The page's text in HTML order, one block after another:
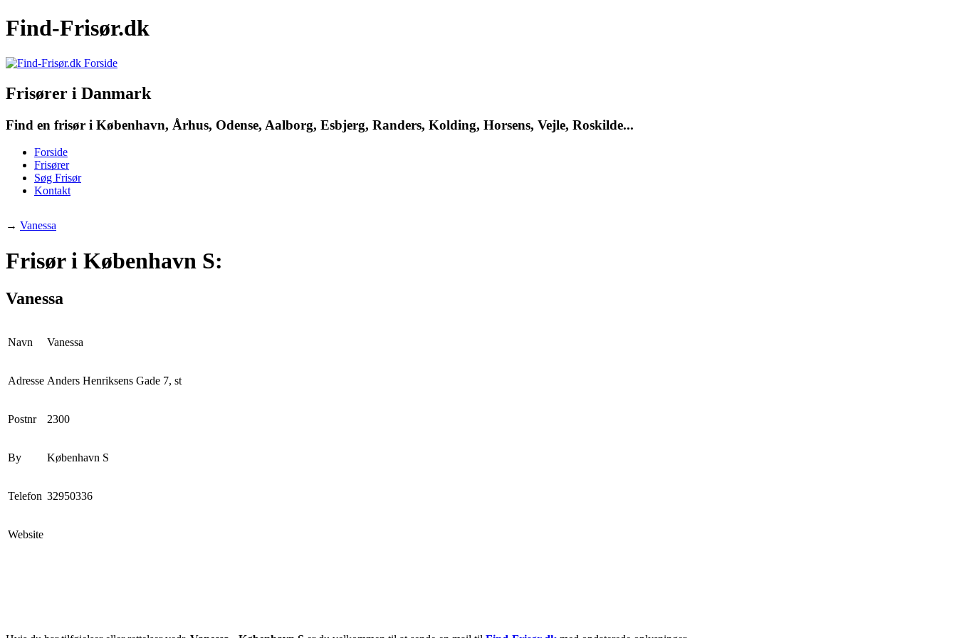
Find-Frisør.dk
Frisører i Danmark
Find en frisør i København, Århus, Odense, Aalborg, Esbjerg, Randers, Kolding, Horsens, Vejle, Roskilde...
Forside
Frisører
Søg Frisør
Kontakt
→ Vanessa
Frisør i København S:
Vanessa
Navn Vanessa
Adresse Anders Henriksens Gade 7, st
Postnr 2300
By København S
Telefon 32950336
Website